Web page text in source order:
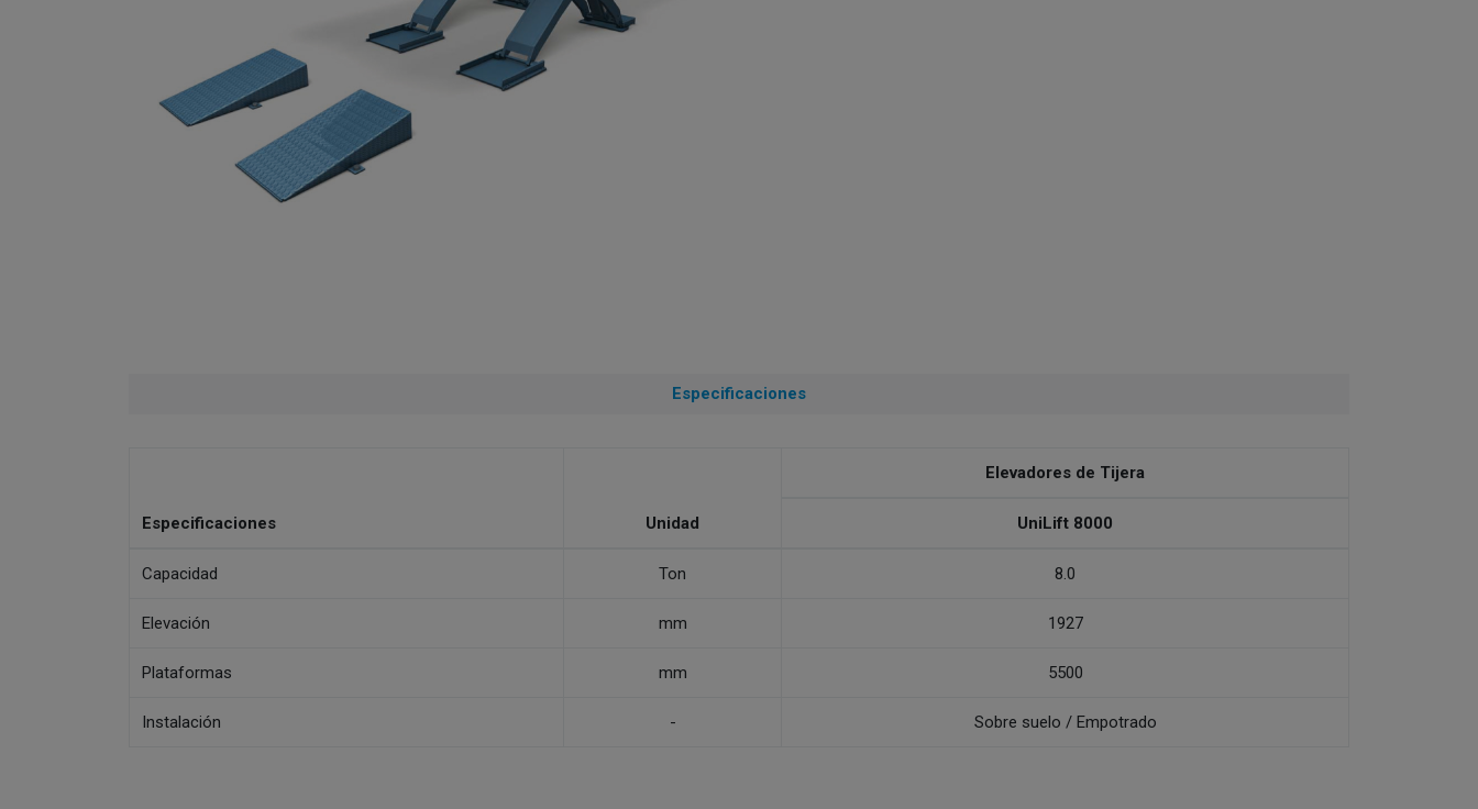
Especificaciones
Especificaciones Unidad
Elevadores de Tijera
UniLift 8000
Capacidad Ton 8.0
Elevación mm 1927
Plataformas mm 5500
Instalación - Sobre suelo / Empotrado